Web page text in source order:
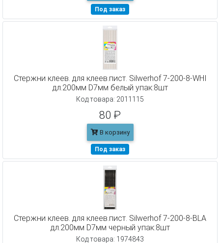
Под заказ
Cтержни клеев. для клеев.пист. Silwerhof 7-200-8-WHI
дл.200мм D7мм белый упак:8шт
Код товара: 2011115
80 ₽
В корзину
Под заказ
Cтержни клеев. для клеев.пист. Silwerhof 7-200-8-BLA
дл.200мм D7мм черный упак:8шт
Код товара: 1974843